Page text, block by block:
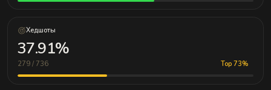
Хедшоты
37.91%
279 / 736 Top 73%